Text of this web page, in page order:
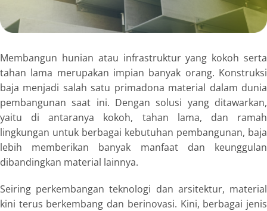
Membangun hunian atau infrastruktur yang kokoh serta
tahan lama merupakan impian banyak orang. Konstruksi
baja menjadi salah satu primadona material dalam dunia
pembangunan saat ini. Dengan solusi yang ditawarkan,
yaitu di antaranya kokoh, tahan lama, dan ramah
lingkungan untuk berbagai kebutuhan pembangunan, baja
lebih memberikan banyak manfaat dan keunggulan
dibandingkan material lainnya.
Seiring perkembangan teknologi dan arsitektur, material
kini terus berkembang dan berinovasi. Kini, berbagai jenis